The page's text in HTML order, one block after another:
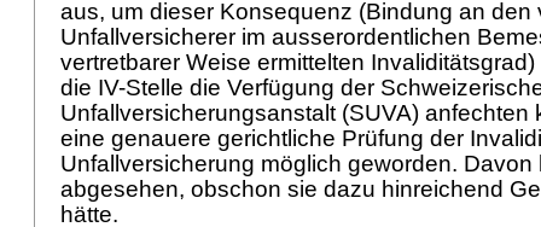
aus, um dieser Konsequenz (Bindung an den
Unfallversicherer im ausserordentlichen
vertretbarer Weise ermittelten
die IV-Stelle die Verfügung der
Unfallversicherungsanstalt (SUVA) anfechten
eine genauere gerichtliche Prüfung der
Unfallversicherung möglich geworden. Davon
abgesehen, obschon sie dazu hinreichend
hätte.